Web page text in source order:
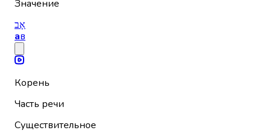
Значение
אָב
ав
Корень
Часть речи
Существительное